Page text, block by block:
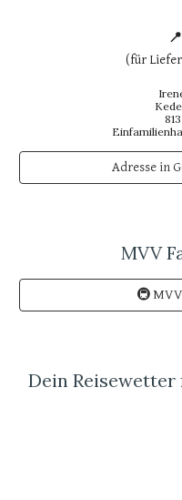
(für
Adresse in
MVV
🚇
Dein Reisewetter